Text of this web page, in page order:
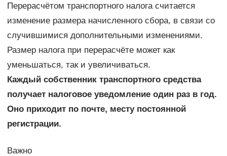
Перерасчётом транспортного налога считается
изменение размера начисленного сбора, в связи со
случившимися дополнительными изменениями.
Размер налога при перерасчёте может как
уменьшаться, так и увеличиваться.
Каждый собственник транспортного средства
получает налоговое уведомление один раз в год.
Оно приходит по почте, месту постоянной
регистрации.
Важно